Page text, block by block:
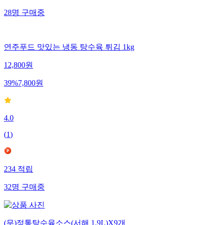
28명 구매중
연주푸드 맛있는 냉동 탕수육 튀김 1kg
12,800원
39%7,800원
4.0
(1)
234적립
32명구매중